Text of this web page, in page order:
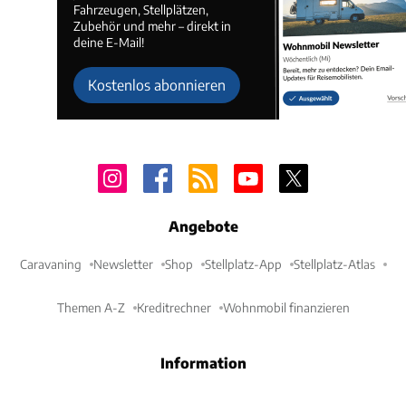
Fahrzeugen, Stellplätzen,
Zubehör und mehr – direkt in
deine E-Mail!
Kostenlos abonnieren
Angebote
Caravaning Newsletter Shop Stellplatz-App Stellplatz-Atlas
Themen A-Z Kreditrechner Wohnmobil finanzieren
Information